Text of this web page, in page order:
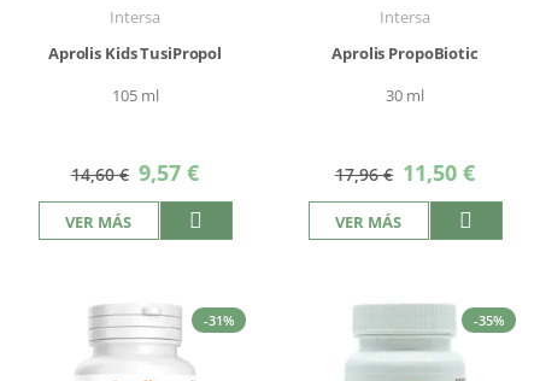
Intersa
Aprolis Kids TusiPropol
105 ml
14,60 € Precio
especial
9,57 €
VER MÁS
Intersa
Aprolis PropoBiotic
30 ml
17,96 € Precio
especial
11,50 €
VER MÁS
-31% -35%